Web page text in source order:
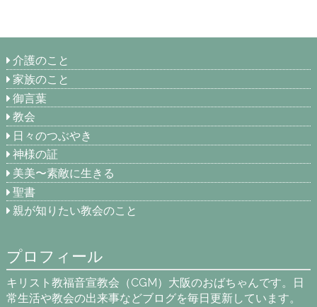
介護のこと
家族のこと
御言葉
教会
日々のつぶやき
神様の証
美美〜素敵に生きる
聖書
親が知りたい教会のこと
プロフィール
キリスト教福音宣教会（CGM）大阪のおばちゃんです。日
常生活や教会の出来事などブログを毎日更新しています。